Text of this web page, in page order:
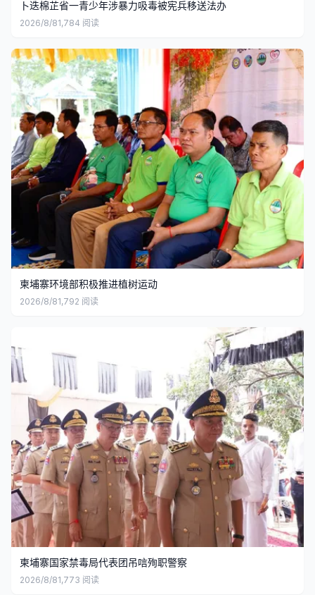
卜迭棉芷省一青少年涉暴力吸毒被宪兵移送法办
2026/8/81,784 阅读
柬埔寨环境部积极推进植树运动
2026/8/81,792 阅读
柬埔寨国家禁毒局代表团吊唁殉职警察
2026/8/81,773 阅读